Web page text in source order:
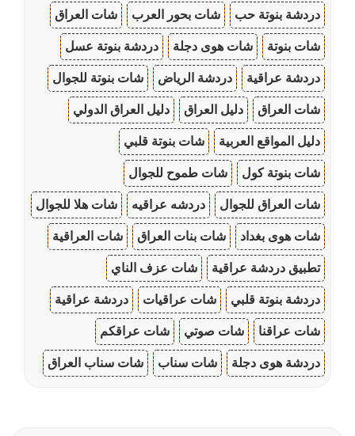
دردشة بنوتة حب شات بحور العرب شات العراق
شات بنوتة شات هوى دجلة دردشة بنوتة عسل
دردشة عراقية دردشة الرياض شات بنوتة للجوال
شات العراق دليل العراق دليل العراق الدولي
دليل المواقع العربية شات بنوتة قلبي
شات بنوتة كول شات طموح للجوال
شات العراق للجوال دردشه عراقيه شات هلا للجوال
شات هوى بغداد شات بنات العراق شات العراقية
تطبيق دردشة عراقية شات عزف الناي
دردشة بنوتة قلبي شات عراقيات دردشة عراقية
شات عراقنا شات صوتي شات عراقكم
دردشة هوى دجلة شات سناب شات سناب العراق